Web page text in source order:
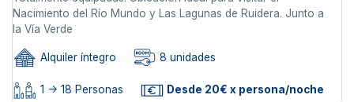
Nacimiento del Río Mundo y Las Lagunas de Ruidera. Junto a
la Vía Verde
Alquiler íntegro 8 unidades
1 -> 18 Personas Desde 20€ x persona/noche